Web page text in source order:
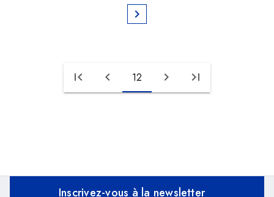
chevron_right
first_page chevron_left 12 chevron_right last_page
Inscrivez-vous à la newsletter